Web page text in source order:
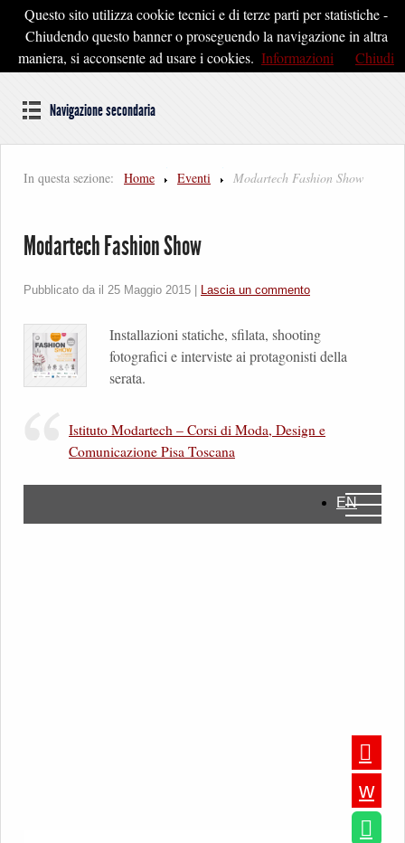
Pontedera2020
Dal cuore della Toscana un'idea di Futuro
Navigazione secondaria
In questa sezione: Home Eventi Modartech Fashion Show
Modartech Fashion Show
Pubblicato da il 25 Maggio 2015 Lascia un commento
Installazioni statiche, sfilata, shooting
fotografici e interviste ai protagonisti della
serata.
Istituto Modartech – Corsi di Moda, Design e
Comunicazione Pisa Toscana
Questo sito utilizza cookie tecnici e di terze parti per statistiche -
Chiudendo questo banner o proseguendo la navigazione in altra
maniera, si acconsente ad usare i cookies. Informazioni Chiudi